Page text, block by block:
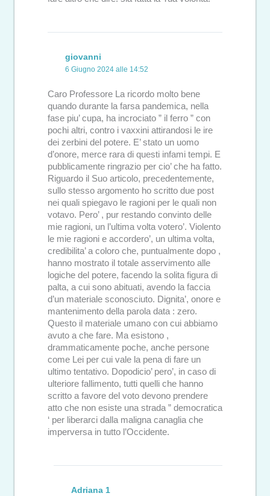
giovanni
6 Giugno 2024 alle 14:52
Caro Professore La ricordo molto bene
quando durante la farsa pandemica, nella
fase piu’ cupa, ha incrociato ” il ferro ” con
pochi altri, contro i vaxxini attirandosi le ire
dei zerbini del potere. E’ stato un uomo
d’onore, merce rara di questi infami tempi. E
pubblicamente ringrazio per cio’ che ha fatto.
Riguardo il Suo articolo, precedentemente,
sullo stesso argomento ho scritto due post
nei quali spiegavo le ragioni per le quali non
votavo. Pero’ , pur restando convinto delle
mie ragioni, un l’ultima volta votero’. Violento
le mie ragioni e accordero’, un ultima volta,
credibilita’ a coloro che, puntualmente dopo ,
hanno mostrato il totale asservimento alle
logiche del potere, facendo la solita figura di
palta, a cui sono abituati, avendo la faccia
d’un materiale sconosciuto. Dignita’, onore e
mantenimento della parola data : zero.
Questo il materiale umano con cui abbiamo
avuto a che fare. Ma esistono ,
drammaticamente poche, anche persone
come Lei per cui vale la pena di fare un
ultimo tentativo. Dopodicio’ pero’, in caso di
ulteriore fallimento, tutti quelli che hanno
scritto a favore del voto devono prendere
atto che non esiste una strada ” democratica
‘ per liberarci dalla maligna canaglia che
imperversa in tutto l’Occidente.
Adriana 1